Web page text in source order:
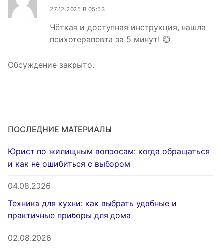
27.12.2025 В 05:53
Чёткая и доступная инструкция, нашла
психотерапевта за 5 минут! 😊
Обсуждение закрыто.
ПОСЛЕДНИЕ МАТЕРИАЛЫ
Юрист по жилищным вопросам: когда обращаться
и как не ошибиться с выбором
04.08.2026
Техника для кухни: как выбрать удобные и
практичные приборы для дома
02.08.2026